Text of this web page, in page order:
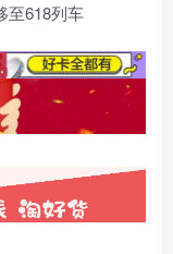
至618列车